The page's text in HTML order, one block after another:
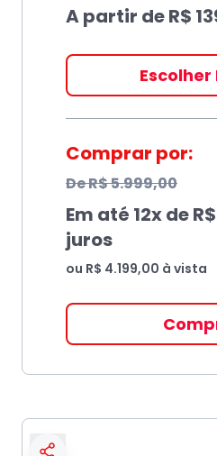
A partir deR$
Escolher
Comprar por:
DeR$ 5.999,00
Em até 12x de
juros
ou R$ 4.199,00 à vista